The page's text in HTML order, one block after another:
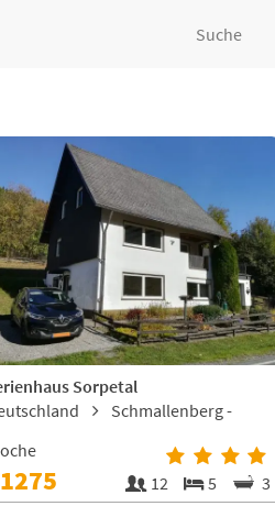
Suche
Sorpetal
Schmallenberg -
12 5 3